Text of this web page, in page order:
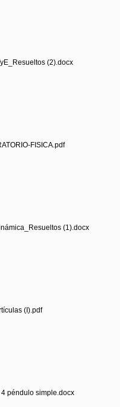
(2).docx
FISICA.pdf
(1).docx
(I).pdf
péndulo simple.docx